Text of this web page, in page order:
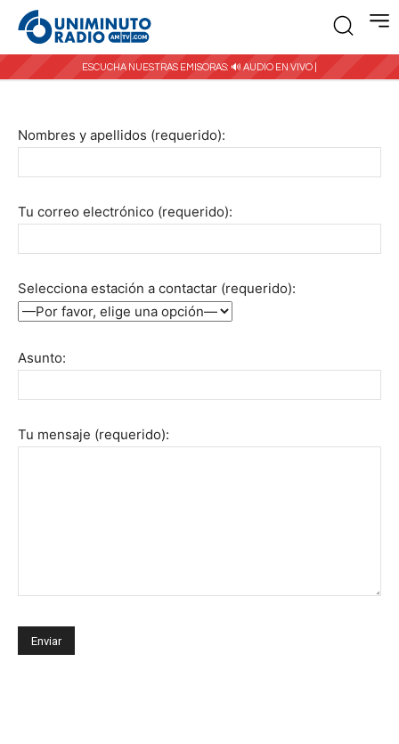
ESCUCHA NUESTRAS EMISORAS: 🔊 AUDIO EN VIVO |
Nombres y apellidos (requerido):
Tu correo electrónico (requerido):
Selecciona estación a contactar (requerido):
Asunto:
Tu mensaje (requerido):